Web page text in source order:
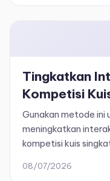
Tingkatkan
Kompetisi
Gunakan metode ini
meningkatkan
kompetisi kuis
08/07/2026